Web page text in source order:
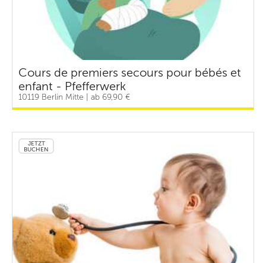
Cours de premiers secours pour bébés et
enfant - Pfefferwerk
10119 Berlin Mitte | ab 69,90 €
JETZT
BUCHEN